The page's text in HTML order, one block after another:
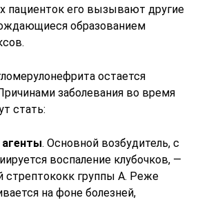
пациенток его вызывают другие
образованием
остается
заболевания во время
стать:
. Основной возбудитель, с
воспаление клубочков, —
стрептококк группы А. Реже
на фоне болезней,